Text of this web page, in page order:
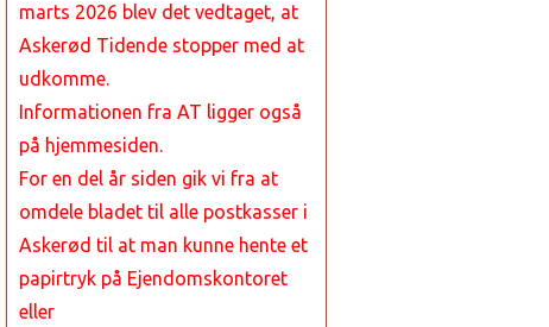
marts 2026 blev det vedtaget, at
Askerød Tidende stopper med at
udkomme.
Informationen fra AT ligger også
på hjemmesiden.
For en del år siden gik vi fra at
omdele bladet til alle postkasser i
Askerød til at man kunne hente et
papirtryk på Ejendomskontoret
eller